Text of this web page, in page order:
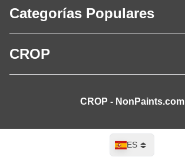
Categorías Populares
CROP
CROP - NonPaints.com
Lenguaje
ES